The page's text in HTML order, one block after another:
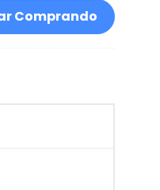
Comprando